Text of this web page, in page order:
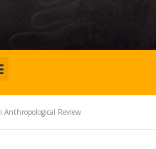
Anthropological Review